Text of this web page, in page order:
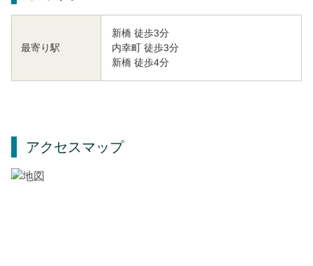
最寄り駅
新橋 徒歩3分
内幸町 徒歩3分
新橋 徒歩4分
アクセスマップ